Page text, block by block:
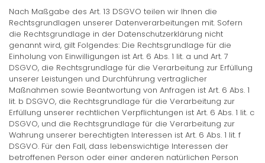
Nach Maßgabe des Art. 13 DSGVO teilen wir Ihnen die
Rechtsgrundlagen unserer Datenverarbeitungen mit. Sofern
die Rechtsgrundlage in der Datenschutzerklärung nicht
genannt wird, gilt Folgendes: Die Rechtsgrundlage für die
Einholung von Einwilligungen ist Art. 6 Abs. 1 lit. a und Art. 7
DSGVO, die Rechtsgrundlage für die Verarbeitung zur Erfüllung
unserer Leistungen und Durchführung vertraglicher
Maßnahmen sowie Beantwortung von Anfragen ist Art. 6 Abs. 1
lit. b DSGVO, die Rechtsgrundlage für die Verarbeitung zur
Erfüllung unserer rechtlichen Verpflichtungen ist Art. 6 Abs. 1 lit. c
DSGVO, und die Rechtsgrundlage für die Verarbeitung zur
Wahrung unserer berechtigten Interessen ist Art. 6 Abs. 1 lit. f
DSGVO. Für den Fall, dass lebenswichtige Interessen der
betroffenen Person oder einer anderen natürlichen Person